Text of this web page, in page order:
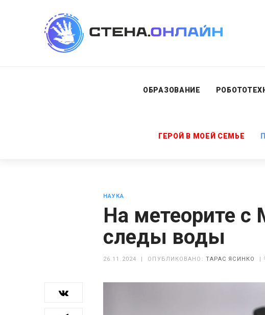
ОБРАЗОВАНИЕ
ГЕРОЙ В МОЕЙ СЕМЬЕ
НАУКА
На метеорите с
следы воды
26.11.2024 ОПУБЛИКОВАНО: ТАРАС ЯСИНКО